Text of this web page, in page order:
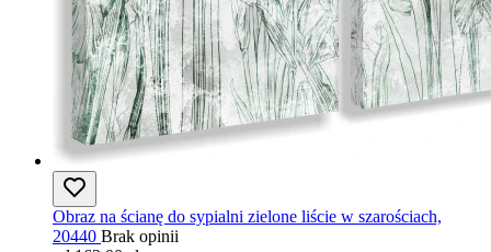
Obraz na ścianę do sypialni zielone liście w szarościach,
20440 Brak opinii